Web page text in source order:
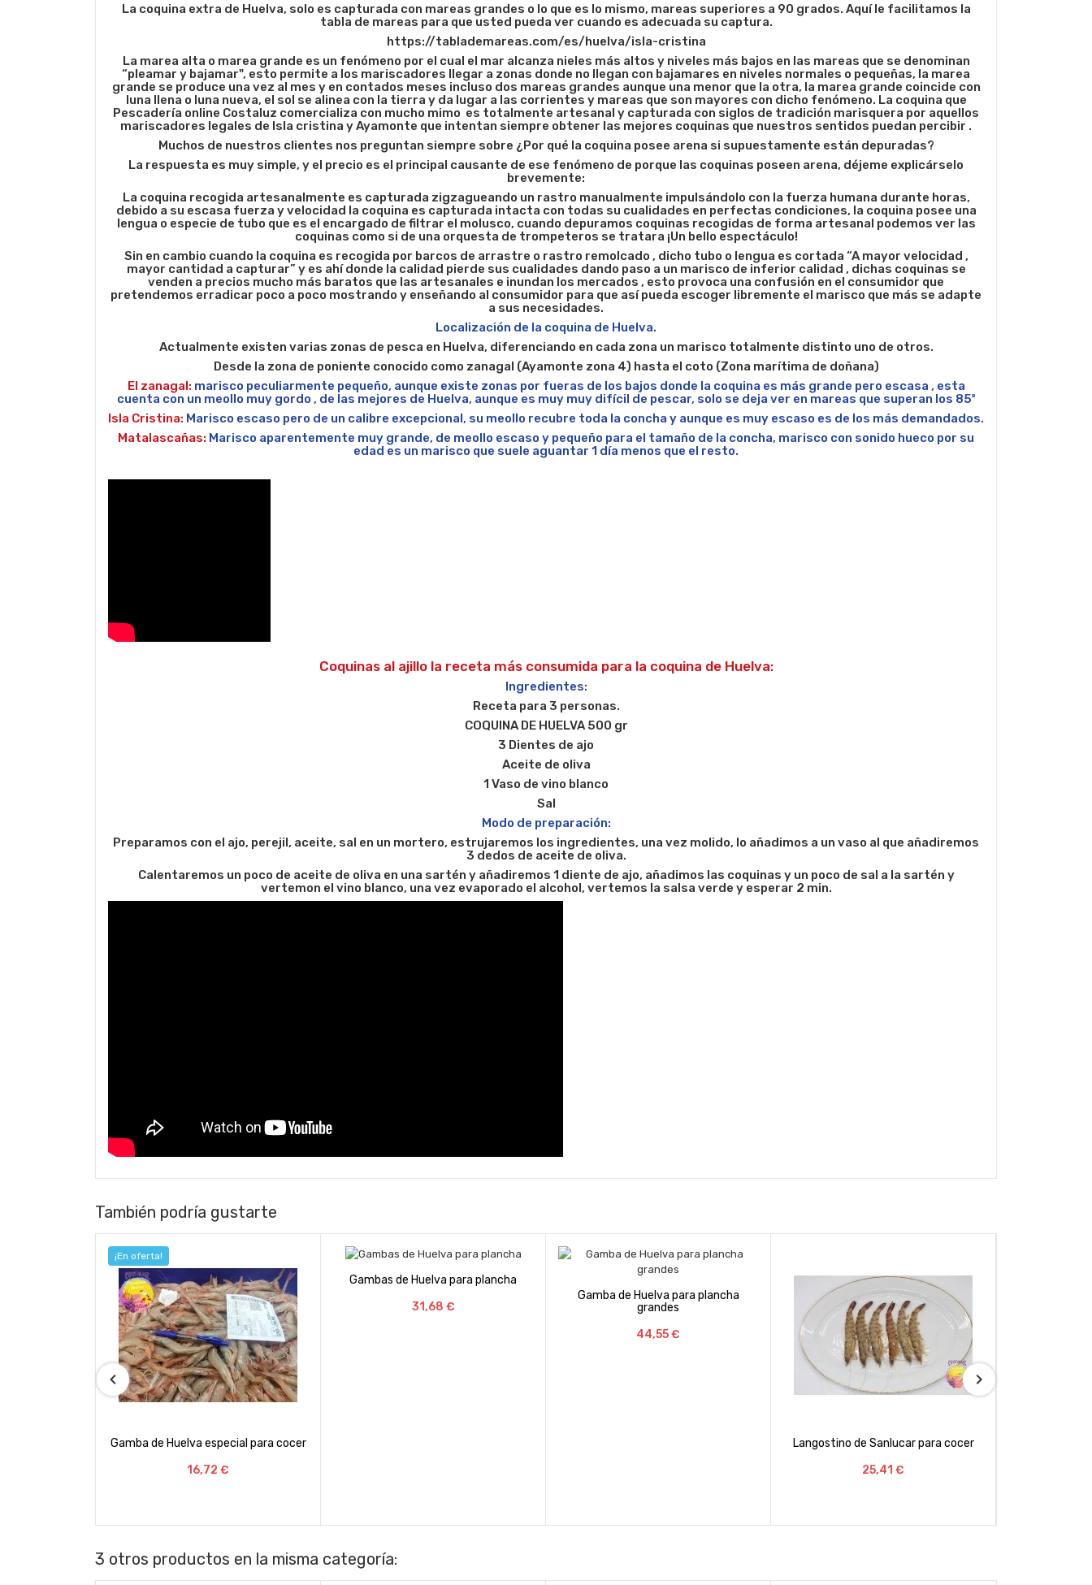
La coquina extra de Huelva, solo es capturada con mareas grandes o lo que es lo mismo, mareas superiores a 90 grados. Aquí le facilitamos la
tabla de mareas para que usted pueda ver cuando es adecuada su captura.
https://tablademareas.com/es/huelva/isla-cristina
La marea alta o marea grande es un fenómeno por el cual el mar alcanza nieles más altos y niveles más bajos en las mareas que se denominan
“pleamar y bajamar", esto permite a los mariscadores llegar a zonas donde no llegan con bajamares en niveles normales o pequeñas, la marea
grande se produce una vez al mes y en contados meses incluso dos mareas grandes aunque una menor que la otra, la marea grande coincide con
luna llena o luna nueva, el sol se alinea con la tierra y da lugar a las corrientes y mareas que son mayores con dicho fenómeno. La coquina que
Pescadería online Costaluz comercializa con mucho mimo es totalmente artesanal y capturada con siglos de tradición marisquera por aquellos
mariscadores legales de Isla cristina y Ayamonte que intentan siempre obtener las mejores coquinas que nuestros sentidos puedan percibir .
Muchos de nuestros clientes nos preguntan siempre sobre ¿Por qué la coquina posee arena si supuestamente están depuradas?
La respuesta es muy simple, y el precio es el principal causante de ese fenómeno de porque las coquinas poseen arena, déjeme explicárselo
brevemente:
La coquina recogida artesanalmente es capturada zigzagueando un rastro manualmente impulsándolo con la fuerza humana durante horas,
debido a su escasa fuerza y velocidad la coquina es capturada intacta con todas su cualidades en perfectas condiciones, la coquina posee una
lengua o especie de tubo que es el encargado de filtrar el molusco, cuando depuramos coquinas recogidas de forma artesanal podemos ver las
coquinas como si de una orquesta de trompeteros se tratara ¡Un bello espectáculo!
Sin en cambio cuando la coquina es recogida por barcos de arrastre o rastro remolcado , dicho tubo o lengua es cortada “A mayor velocidad ,
mayor cantidad a capturar” y es ahí donde la calidad pierde sus cualidades dando paso a un marisco de inferior calidad , dichas coquinas se
venden a precios mucho más baratos que las artesanales e inundan los mercados , esto provoca una confusión en el consumidor que
pretendemos erradicar poco a poco mostrando y enseñando al consumidor para que así pueda escoger libremente el marisco que más se adapte
a sus necesidades.
Localización de la coquina de Huelva.
Actualmente existen varias zonas de pesca en Huelva, diferenciando en cada zona un marisco totalmente distinto uno de otros.
Desde la zona de poniente conocido como zanagal (Ayamonte zona 4) hasta el coto (Zona marítima de doñana)
El zanagal: marisco peculiarmente pequeño, aunque existe zonas por fueras de los bajos donde la coquina es más grande pero escasa , esta
cuenta con un meollo muy gordo , de las mejores de Huelva, aunque es muy muy difícil de pescar, solo se deja ver en mareas que superan los 85º
Isla Cristina: Marisco escaso pero de un calibre excepcional, su meollo recubre toda la concha y aunque es muy escaso es de los más demandados.
Matalascañas: Marisco aparentemente muy grande, de meollo escaso y pequeño para el tamaño de la concha, marisco con sonido hueco por su
edad es un marisco que suele aguantar 1 día menos que el resto.
Coquinas al ajillo la receta más consumida para la coquina de Huelva:
Ingredientes:
Receta para 3 personas.
COQUINA DE HUELVA 500 gr
3 Dientes de ajo
Aceite de oliva
1 Vaso de vino blanco
Sal
Modo de preparación:
Preparamos con el ajo, perejil, aceite, sal en un mortero, estrujaremos los ingredientes, una vez molido, lo añadimos a un vaso al que añadiremos
3 dedos de aceite de oliva.
Calentaremos un poco de aceite de oliva en una sartén y añadiremos 1 diente de ajo, añadimos las coquinas y un poco de sal a la sartén y
vertemon el vino blanco, una vez evaporado el alcohol, vertemos la salsa verde y esperar 2 min.
También podría gustarte
Gamba de Huelva especial para cocer
Gambas de Huelva para plancha
Gamba de Huelva para plancha
Langostino de Sanlucar para cocer
Langostino fresco plancha o
3 otros productos en la misma categoría: